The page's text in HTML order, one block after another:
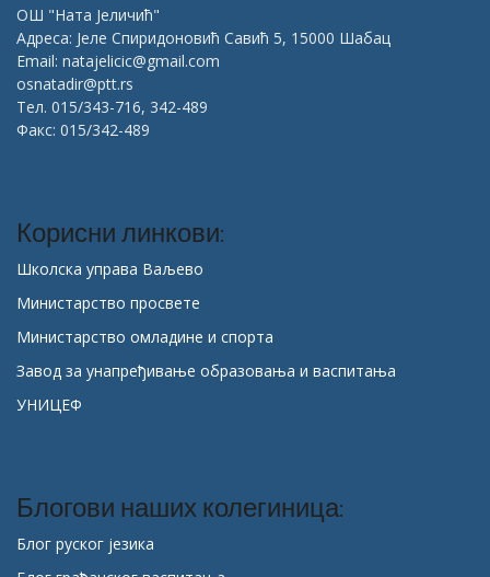
ОШ "Ната Јеличић"
Адреса: Јеле Спиридоновић Савић 5, 15000 Шабац
Email: natajelicic@gmail.com
osnatadir@ptt.rs
Тел. 015/343-716, 342-489
Факс: 015/342-489
Корисни линкови:
Школска управа Ваљево
Министарство просвете
Министарство омладине и спорта
Завод за унапређивање образовања и васпитања
УНИЦЕФ
Блогови наших колегиница:
Блог руског језика